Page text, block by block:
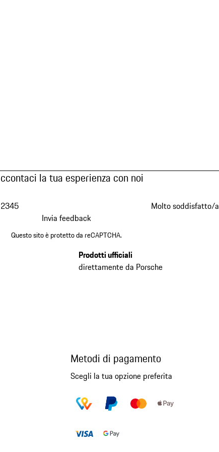
la tua esperienza con noi
2345
Molto soddisfatto/a
Invia feedback
Questo sito è protetto da reCAPTCHA.
Prodotti ufficiali
direttamente da Porsche
Metodi di pagamento
Scegli la tua opzione preferita